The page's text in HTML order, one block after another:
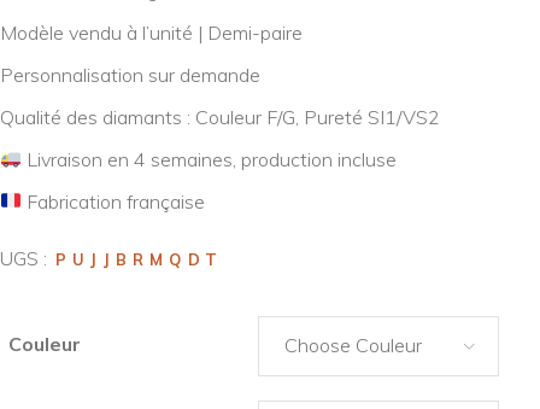
Modèle vendu à l’unité | Demi-paire
Personnalisation sur demande
Qualité des diamants : Couleur F/G, Pureté SI1/VS2
Livraison en 4 semaines, production incluse
Fabrication française
UGS : PUJJBRMQDT
Couleur Choose Couleur